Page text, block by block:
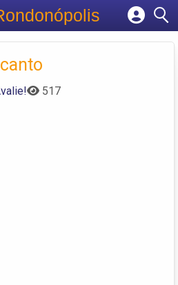
Cadastrar empresa
Criar conta
517